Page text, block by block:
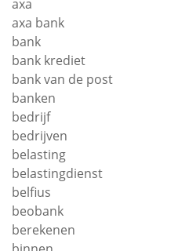
axa
axa bank
bank
bank krediet
bank van de post
banken
bedrijf
bedrijven
belasting
belastingdienst
belfius
beobank
berekenen